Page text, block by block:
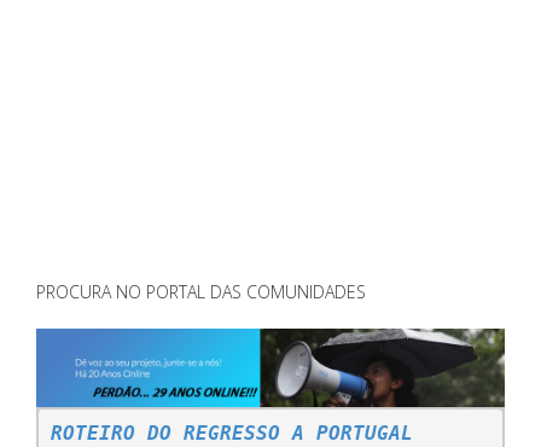
PROCURA NO PORTAL DAS COMUNIDADES
ROTEIRO DO REGRESSO A PORTUGAL